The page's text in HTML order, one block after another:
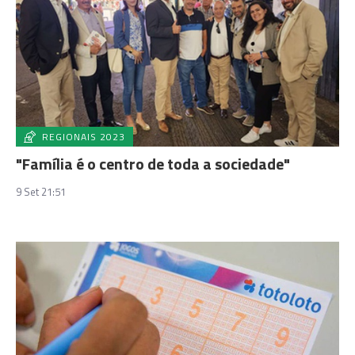
REGIONAIS 2023
"Família é o centro de toda a sociedade"
9 Set 21:51